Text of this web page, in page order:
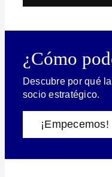
¿Cómo
Descubre por qué
socio estratégico.
¡Empecemos!